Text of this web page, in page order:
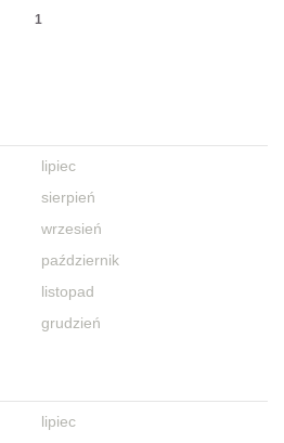
lipiec
sierpień
wrzesień
październik
listopad
grudzień
lipiec
1